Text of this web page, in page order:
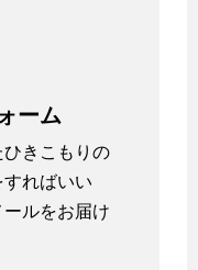
ーム
きこもりの
ればいい
ルをお届け